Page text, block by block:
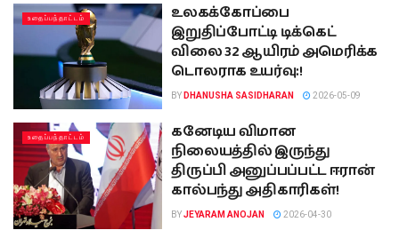
உதைப்பந்தாட்டம்
உலகக்கோப்பை
இறுதிப்போட்டி டிக்கெட்
விலை 32 ஆயிரம் அமெரிக்க
டொலராக உயர்வு:!
BY DHANUSHA SASIDHARAN 2026-05-09
உதைப்பந்தாட்டம்
கனேடிய விமான
நிலையத்தில் இருந்து
திருப்பி அனுப்பப்பட்ட ஈரான்
கால்பந்து அதிகாரிகள்!
BYJEYARAM ANOJAN 2026-04-30